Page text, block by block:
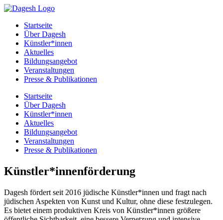
Startseite
Über Dagesh
Künstler*innen
Aktuelles
Bildungsangebot
Veranstaltungen
Presse & Publikationen
Startseite
Über Dagesh
Künstler*innen
Aktuelles
Bildungsangebot
Veranstaltungen
Presse & Publikationen
Künstler*innenförderung
Dagesh fördert seit 2016 jüdische Künstler*innen und fragt nach
jüdischen Aspekten von Kunst und Kultur, ohne diese festzulegen.
Es bietet einem produktiven Kreis von Künstler*innen größere